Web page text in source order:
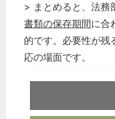
> まとめると、法務
書類の保存期間に合
的です。必要性が残
応の場面です。